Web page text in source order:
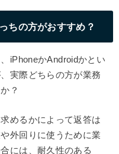
ちの方がおすすめ？
iPhoneかAndroidかとい
実際どちらの方が業務
？
めるかによって返答は
外回りに使うために業
には、耐久性のある